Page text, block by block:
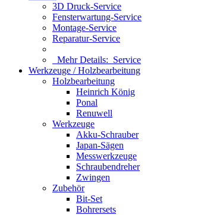
3D Druck-Service
Fensterwartung-Service
Montage-Service
Reparatur-Service
Mehr Details: Service
Werkzeuge / Holzbearbeitung
Holzbearbeitung
Heinrich König
Ponal
Renuwell
Werkzeuge
Akku-Schrauber
Japan-Sägen
Messwerkzeuge
Schraubendreher
Zwingen
Zubehör
Bit-Set
Bohrersets